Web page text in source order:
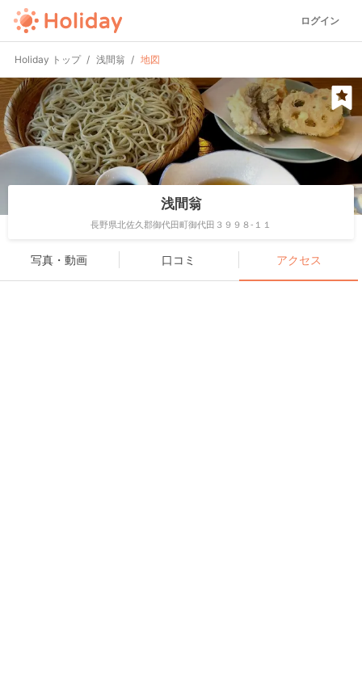
ログイン
Holiday トップ 浅間翁 地図
浅間翁
長野県北佐久郡御代田町御代田３９９８-１１
写真・動画 口コミ アクセス